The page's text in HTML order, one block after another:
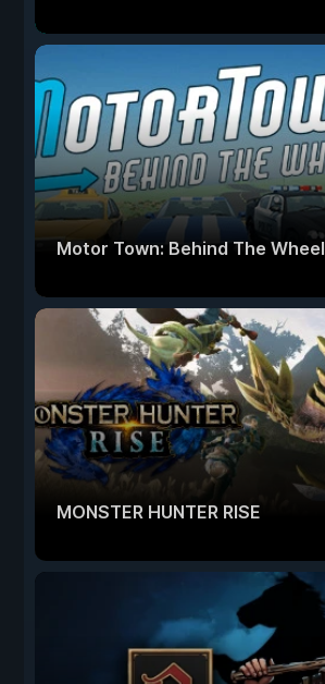
Motor Town: Behind The Wheel
MONSTER HUNTER RISE